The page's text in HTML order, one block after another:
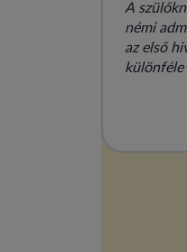
A
némi
az első